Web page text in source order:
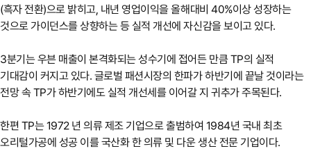
(흑자 전환)으로 밝히고, 내년 영업이익을 올해대비 40%이상 성장하는
것으로 가이던스를 상향하는 등 실적 개선에 자신감을 보이고 있다.
3분기는 우븐 매출이 본격화되는 성수기에 접어든 만큼 TP의 실적
기대감이 커지고 있다. 글로벌 패션시장의 한파가 하반기에 끝날 것이라는
전망 속 TP가 하반기에도 실적 개선세를 이어갈 지 귀추가 주목된다.
한편 TP는 1972 년 의류 제조 기업으로 출범하여 1984년 국내 최초
오리털가공에 성공 이를 국산화 한 의류 및 다운 생산 전문 기업이다.